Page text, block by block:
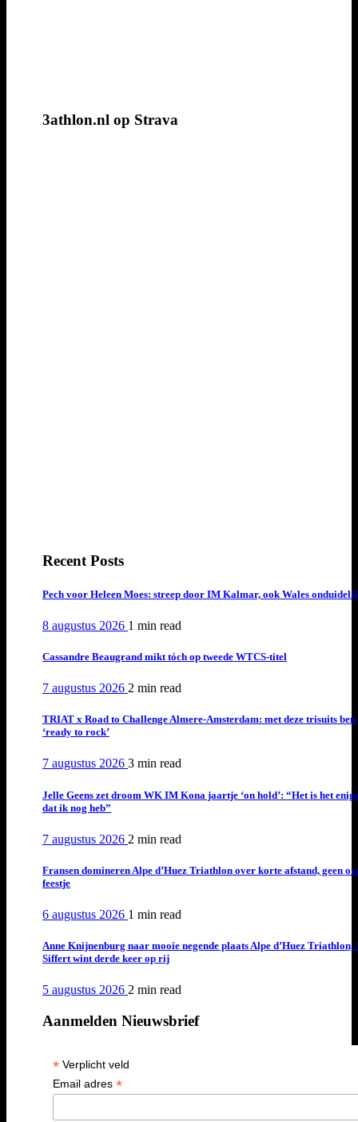
3athlon.nl op Strava
Recent Posts
Pech voor Heleen Moes: streep door IM Kalmar, ook Wales
8 augustus 2026 1 min read
Cassandre Beaugrand mikt tóch op tweede WTCS-titel
7 augustus 2026 2 min read
TRIAT x Road to Challenge Almere-Amsterdam: met deze trisuits ben
‘ready to rock’
7 augustus 2026 3 min read
Jelle Geens zet droom WK IM Kona jaartje ‘on hold’: “Het is het
dat ik nog heb”
7 augustus 2026 2 min read
Fransen domineren Alpe d’Huez Triathlon over korte afstand, geen
feestje
6 augustus 2026 1 min read
Anne Knijnenburg naar mooie negende plaats Alpe d’Huez Triathlon,
Siffert wint derde keer op rij
5 augustus 2026 2 min read
Aanmelden Nieuwsbrief
*Verplicht veld
Email adres *